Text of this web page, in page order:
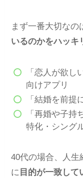
まず一番大切なの
いるのかをハッキ
「恋人が欲
向けアプリ
「結婚を前
「再婚や子
特化・シング
40代の場合、人生
に 目的が一致し